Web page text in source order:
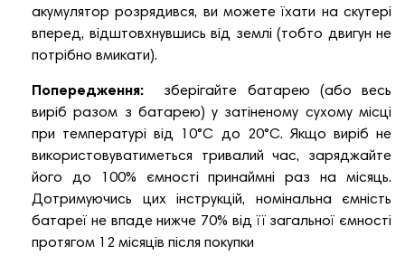
акумулятор розрядився, ви можете їхати на скутері
вперед, відштовхнувшись від землі (тобто двигун не
потрібно вмикати).
Попередження:
зберігайте батарею (або весь
виріб разом з батарею) у затіненому сухому місці
при температурі від 10°C до 20°C. Якщо виріб не
використовуватиметься тривалий час, заряджайте
його до 100% ємності принаймні раз на місяць.
Дотримуючись цих інструкцій, номінальна ємність
батареї не впаде нижче 70% від її загальної ємності
протягом 12 місяців після покупки